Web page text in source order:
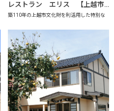
レストラン エリス 【上越市地産地消推進の店認定店】
築110年の上越市文化財を利活用した特別な